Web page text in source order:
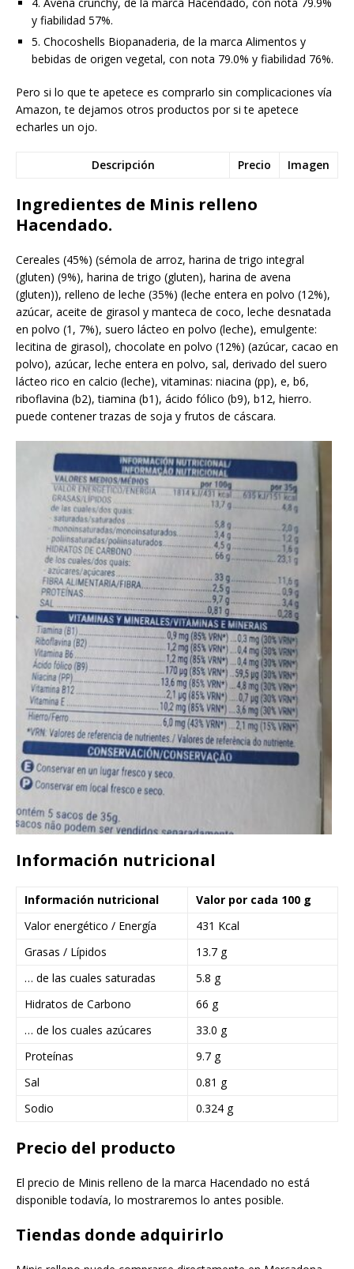
y fiabilidad 57%.
5. Chocoshells Biopanaderia, de la marca Alimentos y
bebidas de origen vegetal, con nota 79.0% y fiabilidad 76%.
Pero si lo que te apetece es comprarlo sin complicaciones vía
Amazon, te dejamos otros productos por si te apetece
echarles un ojo.
Descripción Precio Imagen
Ingredientes de Minis relleno
Hacendado.
Cereales (45%) (sémola de arroz, harina de trigo integral
(gluten) (9%), harina de trigo (gluten), harina de avena
(gluten)), relleno de leche (35%) (leche entera en polvo (12%),
azúcar, aceite de girasol y manteca de coco, leche desnatada
en polvo (1, 7%), suero lácteo en polvo (leche), emulgente:
lecitina de girasol), chocolate en polvo (12%) (azúcar, cacao en
polvo), azúcar, leche entera en polvo, sal, derivado del suero
lácteo rico en calcio (leche), vitaminas: niacina (pp), e, b6,
riboflavina (b2), tiamina (b1), ácido fólico (b9), b12, hierro.
puede contener trazas de soja y frutos de cáscara.
Información nutricional
Información nutricional
Valor por cada 100 g
Valor energético / Energía
431 Kcal
Grasas / Lípidos
13.7 g
… de las cuales saturadas
5.8 g
Hidratos de Carbono
66 g
… de los cuales azúcares
33.0 g
Proteínas
9.7 g
Sal
0.81 g
Sodio
0.324 g
Precio del producto
El precio de Minis relleno de la marca Hacendado no está
disponible todavía, lo mostraremos lo antes posible.
Tiendas donde adquirirlo